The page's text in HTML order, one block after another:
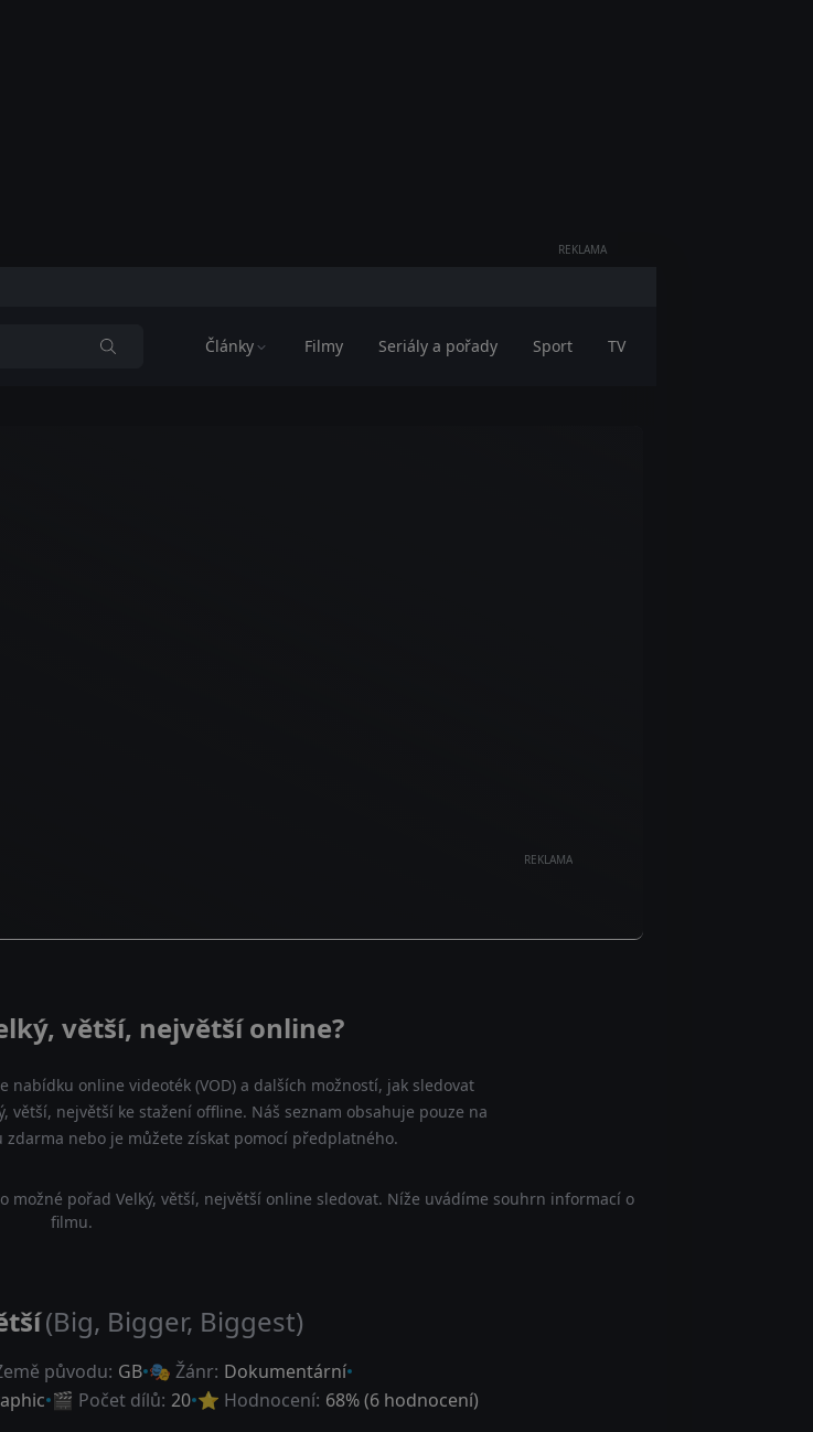
REKLAMA
Články Filmy Seriály a pořady Sport TV
REKLAMA
větší, největší online?
nabídku online videoték (VOD) a dalších možností, jak sledovat
větší, největší ke stažení offline. Náš seznam obsahuje pouze na
nebo je můžete získat pomocí předplatného.
pořad Velký, větší, největší online sledovat. Níže uvádíme souhrn informací o
filmu.
(Big, Bigger, Biggest)
původu: GB 🎭 Žánr: Dokumentární
🎬 Počet dílů: 20 ⭐ Hodnocení: 68% (6 hodnocení)